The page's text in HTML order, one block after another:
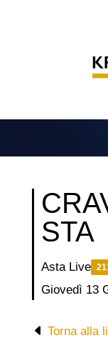
STA
Asta Live
Giovedì 13
Torna alla